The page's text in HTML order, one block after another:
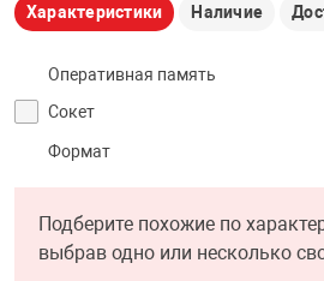
Характеристики Наличие
Оперативная память
Сокет
Формат
Подберите похожие по
выбрав одно или несколько